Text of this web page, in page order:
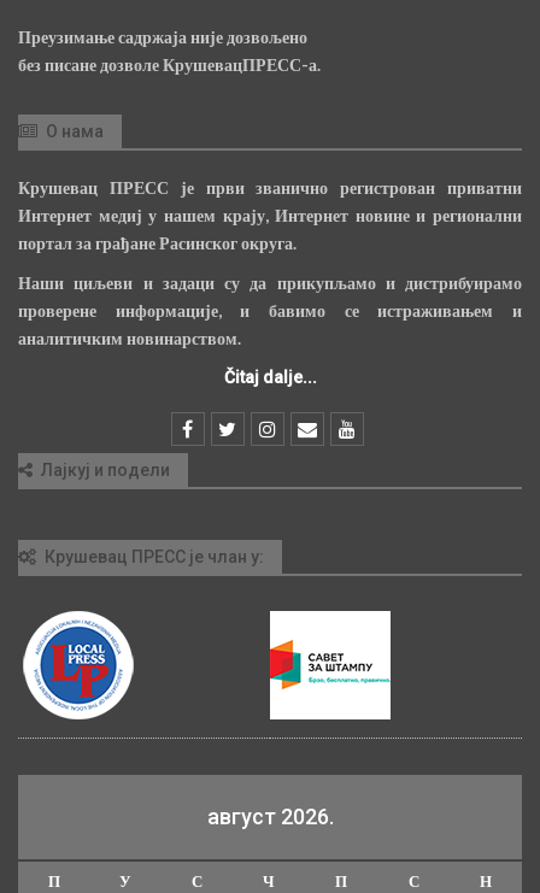
Преузимање садржаја није дозвољено
без писане дозволе КрушевацПРЕСС-а.
О нама
Крушевац ПРЕСС је први званично регистрован приватни
Интернет медиј у нашем крају, Интернет новине и регионални
портал за грађане Расинског округа.
Наши циљеви и задаци су да прикупљамо и дистрибуирамо
проверене информације, и бавимо се истраживањем и
аналитичким новинарством.
Čitaj dalje...
Лајкуј и подели
Крушевац ПРЕСС је члан у:
август 2026.
П У С Ч П С
Н